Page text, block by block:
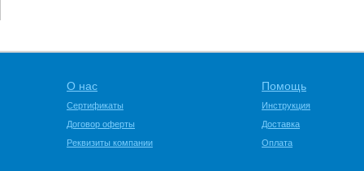
О нас
Сертификаты
Договор оферты
Реквизиты компании
Помощь
Инструкция
Доставка
Оплата